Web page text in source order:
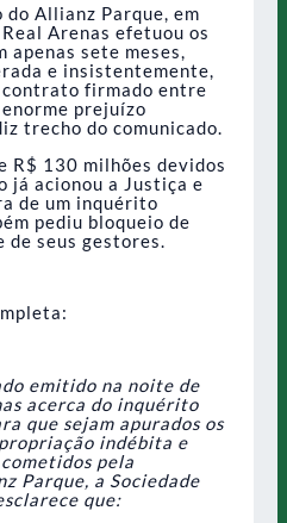
do Allianz Parque, em
Arenas efetuou os
apenas sete meses,
e insistentemente,
firmado entre
prejuízo
trecho do comunicado.
R$ 130 milhões devidos
já acionou a Justiça e
de um inquérito
pediu bloqueio de
de seus gestores.
emitido na noite de
acerca do inquérito
que sejam apurados os
indébita e
pela
Parque, a Sociedade
que: